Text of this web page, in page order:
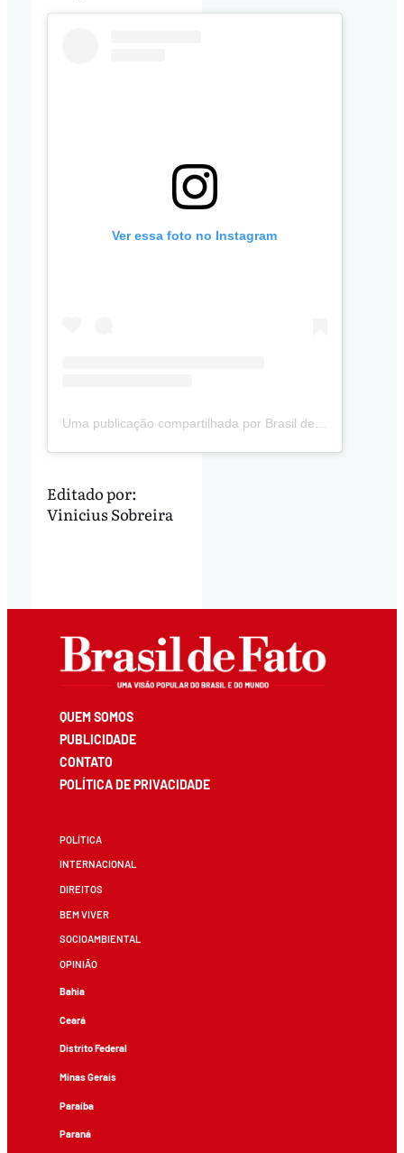
Ver essa foto no Instagram
Uma publicação compartilhada por Brasil de Fato Pernambuco (@brasildefatope)
Editado por:
Vinicius Sobreira
QUEM SOMOS
PUBLICIDADE
CONTATO
POLÍTICA DE PRIVACIDADE
POLÍTICA
INTERNACIONAL
DIREITOS
BEM VIVER
SOCIOAMBIENTAL
OPINIÃO
Bahia
Ceará
Distrito Federal
Minas Gerais
Paraíba
Paraná